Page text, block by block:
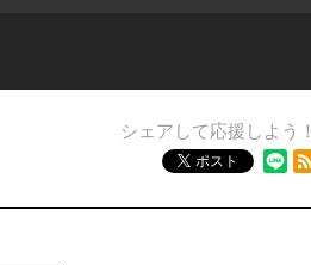
シェアして応援しよう！
ポスト